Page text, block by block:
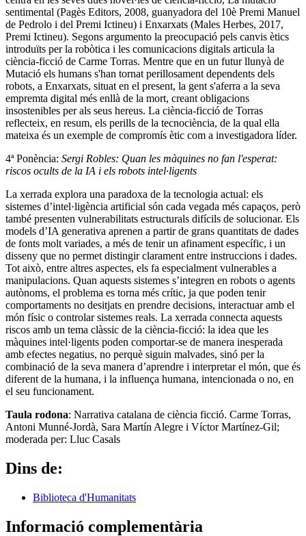
sentimental (Pagès Editors, 2008, guanyadora del 10è Premi Manuel
de Pedrolo i del Premi Ictineu) i Enxarxats (Males Herbes, 2017,
Premi Ictineu). Segons argumento la preocupació pels canvis ètics
introduïts per la robòtica i les comunicacions digitals articula la
ciència-ficció de Carme Torras. Mentre que en un futur llunyà de
Mutació els humans s'han tornat perillosament dependents dels
robots, a Enxarxats, situat en el present, la gent s'aferra a la seva
empremta digital més enllà de la mort, creant obligacions
insostenibles per als seus hereus. La ciència-ficció de Torras
reflecteix, en resum, els perills de la tecnociència, de la qual ella
mateixa és un exemple de compromís ètic com a investigadora líder.
4ª Ponència: Sergi Robles: Quan les màquines no fan l'esperat:
riscos ocults de la IA i els robots intel·ligents
La xerrada explora una paradoxa de la tecnologia actual: els
sistemes d’intel·ligència artificial són cada vegada més capaços, però
també presenten vulnerabilitats estructurals difícils de solucionar. Els
models d’IA generativa aprenen a partir de grans quantitats de dades
de fonts molt variades, a més de tenir un afinament específic, i un
disseny que no permet distingir clarament entre instruccions i dades.
Tot això, entre altres aspectes, els fa especialment vulnerables a
manipulacions. Quan aquests sistemes s’integren en robots o agents
autònoms, el problema es torna més crític, ja que poden tenir
comportaments no desitjats en prendre decisions, interactuar amb el
món físic o controlar sistemes reals. La xerrada connecta aquests
riscos amb un tema clàssic de la ciència-ficció: la idea que les
màquines intel·ligents poden comportar-se de manera inesperada
amb efectes negatius, no perquè siguin malvades, sinó per la
combinació de la seva manera d’aprendre i interpretar el món, que és
diferent de la humana, i la influença humana, intencionada o no, en
el seu funcionament.
Taula rodona: Narrativa catalana de ciència ficció. Carme Torras,
Antoni Munné-Jordà, Sara Martín Alegre i Víctor Martínez-Gil;
moderada per: Lluc Casals
Dins de:
Biblioteca d'Humanitats
Informació complementària